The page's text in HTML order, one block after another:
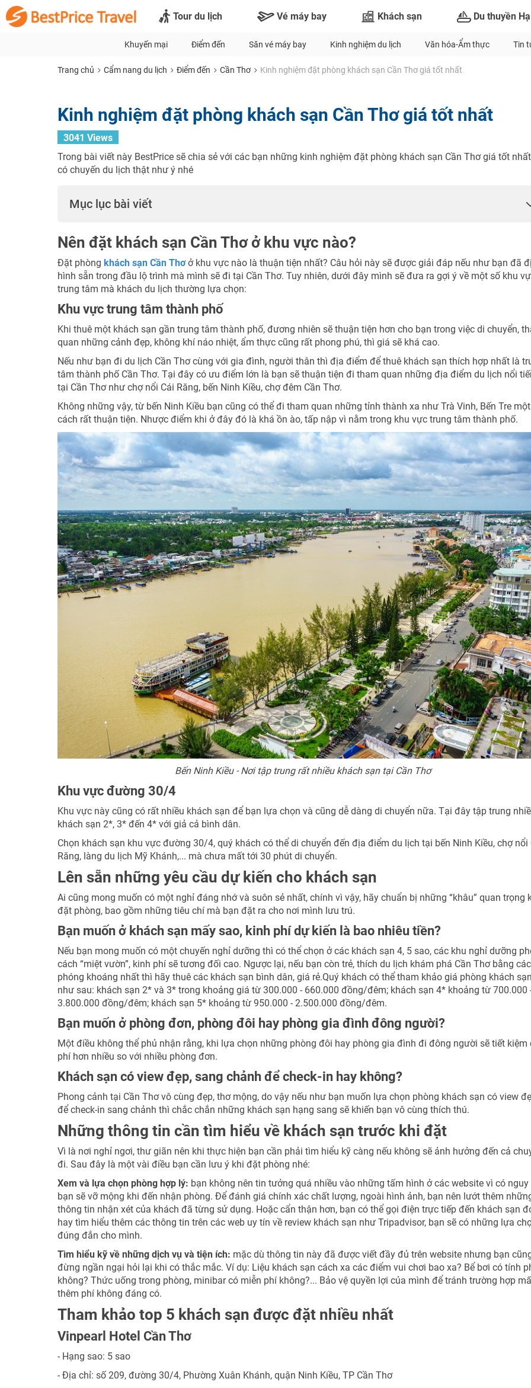
Tour du lịch Vé máy bay Khách sạn Du thuyền
Khuyến mại Điểm đến Săn vé máy bay Kinh nghiệm du lịch Văn hóa-Ẩm thực Tin
Trang chủ Cẩm nang du lịch Điểm đến Cần Thơ Kinh nghiệm đặt phòng khách sạn Cần Thơ giá tốt nhất
Kinh nghiệm đặt phòng khách sạn Cần Thơ giá tốt nhất
3041 Views
Trong bài viết này BestPrice sẽ chia sẻ với các bạn những kinh nghiệm đặt phòng khách sạn Cần Thơ giá tốt
có chuyến du lịch thật như ý nhé
Mục lục bài viết
Nên đặt khách sạn Cần Thơ ở khu vực nào?
Đặt phòng khách sạn Cần Thơở khu vực nào là thuận tiện nhất? Câu hỏi này sẽ được giải đáp nếu như bạn đã
hình sẵn trong đầu lộ trình mà mình sẽ đi tại Cần Thơ. Tuy nhiên, dưới đây mình sẽ đưa ra gợi ý về một số khu
trung tâm mà khách du lịch thường lựa chọn:
Khu vực trung tâm thành phố
Khi thuê một khách sạn gần trung tâm thành phố, đương nhiên sẽ thuận tiện hơn cho bạn trong việc di chuyển,
quan những cảnh đẹp, không khí náo nhiệt, ẩm thực cũng rất phong phú, thì giá sẽ khá cao.
Nếu như bạn đi du lịch Cần Thơ cùng với gia đình, người thân thì địa điểm để thuê khách sạn thích hợp nhất là
tâm thành phố Cần Thơ. Tại đây có ưu điểm lớn là bạn sẽ thuận tiện đi tham quan những địa điểm du lịch nổi
tại Cần Thơ như chợ nổi Cái Răng, bến Ninh Kiều, chợ đêm Cần Thơ.
Không những vậy, từ bến Ninh Kiều bạn cũng có thể đi tham quan những tỉnh thành xa như Trà Vinh, Bến Tre một
cách rất thuận tiện. Nhược điểm khi ở đây đó là khá ồn ào, tấp nập vì nằm trong khu vực trung tâm thành phố.
Bến Ninh Kiều - Nơi tập trung rất nhiều khách sạn tại Cần Thơ
Khu vực đường 30/4
Khu vực này cũng có rất nhiều khách sạn để bạn lựa chọn và cũng dễ dàng di chuyển nữa. Tại đây tập trung
khách sạn 2*, 3* đến 4* với giả cả bình dân.
Chọn khách sạn khu vực đường 30/4, quý khách có thể di chuyển đến địa điểm du lịch tại bến Ninh Kiều, chợ nổi
Răng, làng du lịch Mỹ Khánh,... mà chưa mất tới 30 phút di chuyển.
Lên sẵn những yêu cầu dự kiến cho khách sạn
Ai cũng mong muốn có một nghỉ đáng nhớ và suôn sẻ nhất, chính vì vậy, hãy chuẩn bị những “khâu” quan trọng
đặt phòng, bao gồm những tiêu chí mà bạn đặt ra cho nơi mình lưu trú.
Bạn muốn ở khách sạn mấy sao, kinh phí dự kiến là bao nhiêu tiền?
Nếu bạn mong muốn có một chuyến nghỉ dưỡng thì có thể chọn ở các khách sạn 4, 5 sao, các khu nghỉ dưỡng
cách “miệt vườn”, kinh phí sẽ tương đối cao. Ngược lại, nếu bạn còn trẻ, thích du lịch khám phá Cần Thơ bằng
phóng khoáng nhất thì hãy thuê các khách sạn bình dân, giá rẻ.Quý khách có thể tham khảo giá phòng khách sạn
như sau: khách sạn 2* và 3* trong khoảng giá từ 300.000 - 660.000 đồng/đêm; khách sạn 4* khoảng từ 700.000
3.800.000 đồng/đêm; khách sạn 5* khoảng từ 950.000 - 2.500.000 đồng/đêm.
Bạn muốn ở phòng đơn, phòng đôi hay phòng gia đình đông người?
Một điều không thể phủ nhận rằng, khi lựa chọn những phòng đôi hay phòng gia đình đi đông người sẽ tiết kiệm
phí hơn nhiều so với nhiều phòng đơn.
Khách sạn có view đẹp, sang chảnh để check-in hay không?
Phong cảnh tại Cần Thơ vô cùng đẹp, thơ mộng, do vậy nếu như bạn muốn lựa chọn phòng khách sạn có view
để check-in sang chảnh thì chắc chắn những khách sạn hạng sang sẽ khiến bạn vô cùng thích thú.
Những thông tin cần tìm hiểu về khách sạn trước khi đặt
Vì là nơi nghỉ ngơi, thư giãn nên khi thực hiện bạn cần phải tìm hiểu kỹ càng nếu không sẽ ảnh hưởng đến cả
đi. Sau đây là một vài điều bạn cần lưu ý khi đặt phòng nhé:
Xem và lựa chọn phòng hợp lý: bạn không nên tin tưởng quá nhiều vào những tấm hình ở các website vì có nguy
bạn sẽ vỡ mộng khi đến nhận phòng. Để đánh giá chính xác chất lượng, ngoài hình ảnh, bạn nên lướt thêm
thông tin nhận xét của khách đã từng sử dụng. Hoặc cẩn thận hơn, bạn có thể gọi điện trực tiếp đến khách sạn
hay tìm hiểu thêm các thông tin trên các web uy tín về review khách sạn như Tripadvisor, bạn sẽ có những lựa
đúng đắn cho mình.
Tìm hiểu kỹ về những dịch vụ và tiện ích: mặc dù thông tin này đã được viết đầy đủ trên website nhưng bạn
đừng ngần ngại hỏi lại khi có thắc mắc. Ví dụ: Liệu khách sạn cách xa các điểm vui chơi bao xa? Bể bơi có tính
không? Thức uống trong phòng, minibar có miễn phí không?... Bảo vệ quyền lợi của mình để tránh trường hợp
thêm phí không đáng có.
Tham khảo top 5 khách sạn được đặt nhiều nhất
Vinpearl Hotel Cần Thơ
- Hạng sao: 5 sao
- Địa chỉ: số 209, đường 30/4, Phường Xuân Khánh, quận Ninh Kiều, TP Cần Thơ
TƯ VẤN NGAY
TƯ VẤN NGAY
Nhận ưu đãi ngay
TƯ VẤN NGAY
TƯ VẤN NGAY
NHẬN ƯU ĐÃI NGAY
TƯ VẤN NGAY